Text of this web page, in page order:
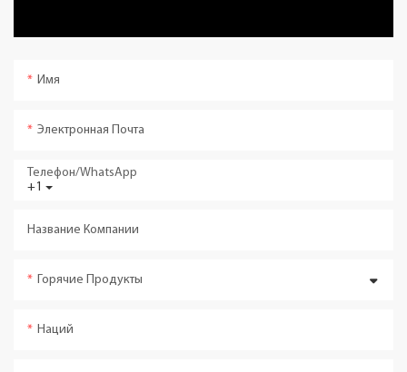
Имя
Электронная Почта
+1
Телефон/WhatsApp
Название Компании
Горячие Продукты
Наций